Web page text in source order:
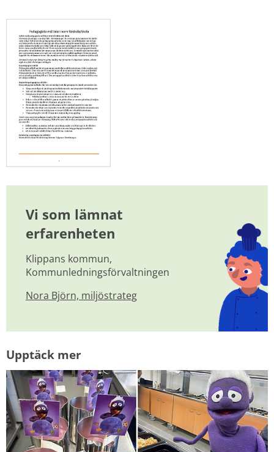
Förstora bilden
Vi som lämnat
erfarenheten
Klippans kommun,
Kommunledningsförvaltningen
Nora Björn, miljöstrateg
Upptäck mer